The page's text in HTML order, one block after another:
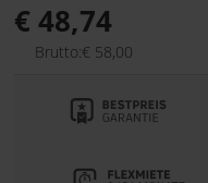
€ 48,74
Brutto:€ 58,00